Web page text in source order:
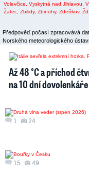
Volevčice,
Vyskytná nad Jihlavou,
Žatec, Zbilidy, Zbinohy, Zdeňkov,
Předpověď počasí zpracovává
Norského meteorologického
Až 48 °C a příchod
na 10 dní
1 24
15 49